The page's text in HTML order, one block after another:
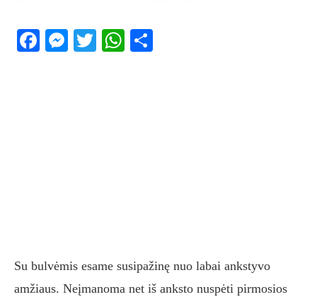
Facebook
Messenger
TwitterWhatsApp
Su bulvėmis esame susipažinę nuo labai ankstyvo
amžiaus. Neįmanoma net iš anksto nuspėti pirmosios